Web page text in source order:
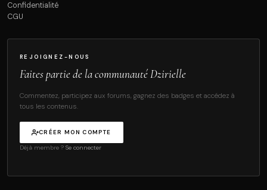
Confidentialité
CGU
REJOIGNEZ-NOUS
Faites partie de la communauté Dzirielle
Commentez, participez aux forums, gagnez des badges et accédez à
tous les contenus.
CRÉER MON COMPTE
Déjà membre ? Se connecter